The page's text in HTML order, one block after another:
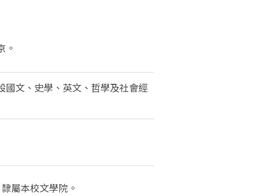
。
國文、史學、英文、哲學及社會經
屬本校文學院。